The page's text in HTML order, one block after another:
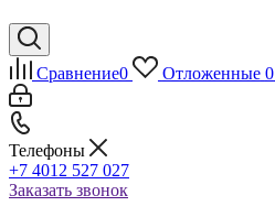
Сравнение0 Отложенные 0
Телефоны
+7 4012 527 027
Заказать звонок